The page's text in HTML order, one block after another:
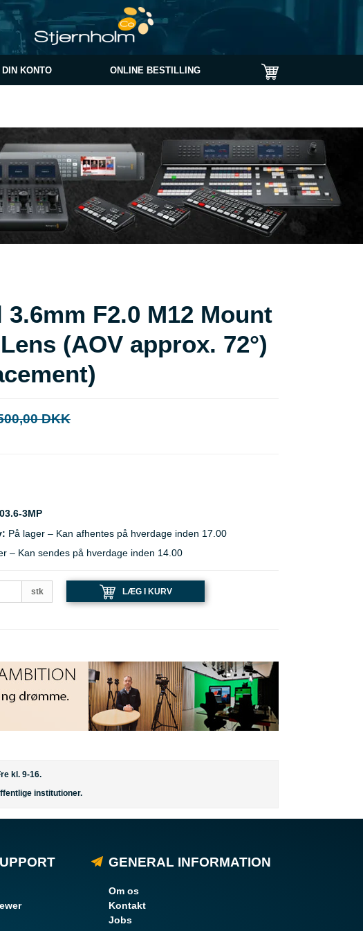
DIN KONTO ONLINE BESTILLING
3.6mm F2.0 M12 Mount
(AOV approx. 72°)
DKK
3MP
På lager – Kan afhentes på hverdage inden 17.00
– Kan sendes på hverdage inden 14.00
stk LÆG I KURV
kl. 9-16.
institutioner.
GENERAL INFORMATION
Om os
Kontakt
Jobs